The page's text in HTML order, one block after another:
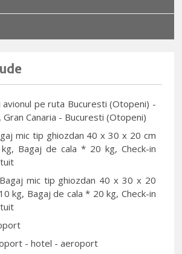
pe ruta Bucuresti (Otopeni) -
Gran Canaria - Bucuresti (Otopeni)
mic tip ghiozdan 40 x 30 x 20 cm
Bagaj de cala * 20 kg, Check-in
mic tip ghiozdan 40 x 30 x 20
kg, Bagaj de cala * 20 kg, Check-in
- hotel - aeroport